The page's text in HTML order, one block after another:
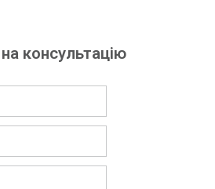
консультацію